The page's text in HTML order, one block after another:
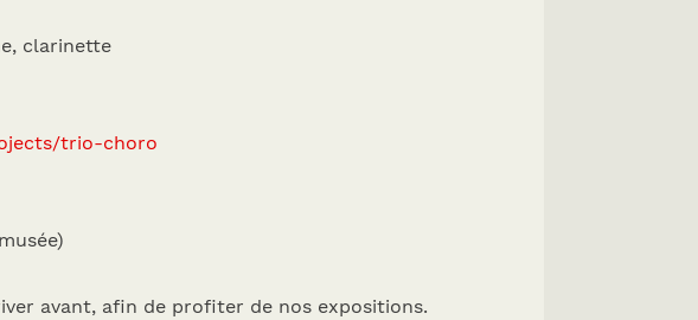
clarinette
trio-choro
avant, afin de profiter de nos expositions.